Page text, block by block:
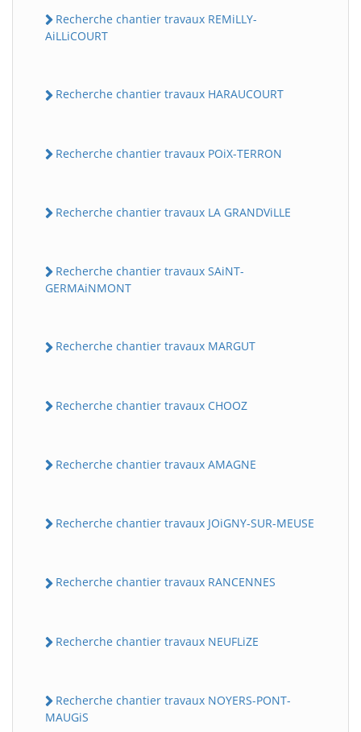
Recherche chantier travaux REMiLLY-
AiLLiCOURT
Recherche chantier travaux HARAUCOURT
Recherche chantier travaux POiX-TERRON
Recherche chantier travaux LA GRANDViLLE
Recherche chantier travaux SAiNT-
GERMAiNMONT
Recherche chantier travaux MARGUT
Recherche chantier travaux CHOOZ
Recherche chantier travaux AMAGNE
Recherche chantier travaux JOiGNY-SUR-MEUSE
Recherche chantier travaux RANCENNES
Recherche chantier travaux NEUFLiZE
Recherche chantier travaux NOYERS-PONT-
MAUGiS